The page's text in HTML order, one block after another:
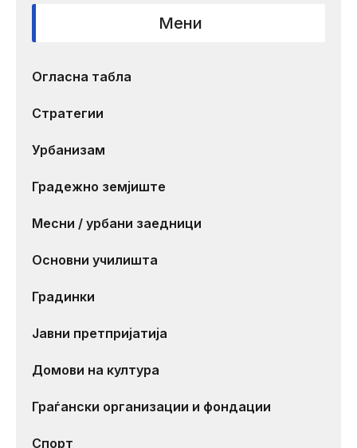
Мени
Огласна табла
Стратегии
Урбанизам
Градежно земјиште
Месни / урбани заедници
Основни училишта
Градинки
Јавни претпријатија
Домови на култура
Граѓански организации и фондации
Спорт